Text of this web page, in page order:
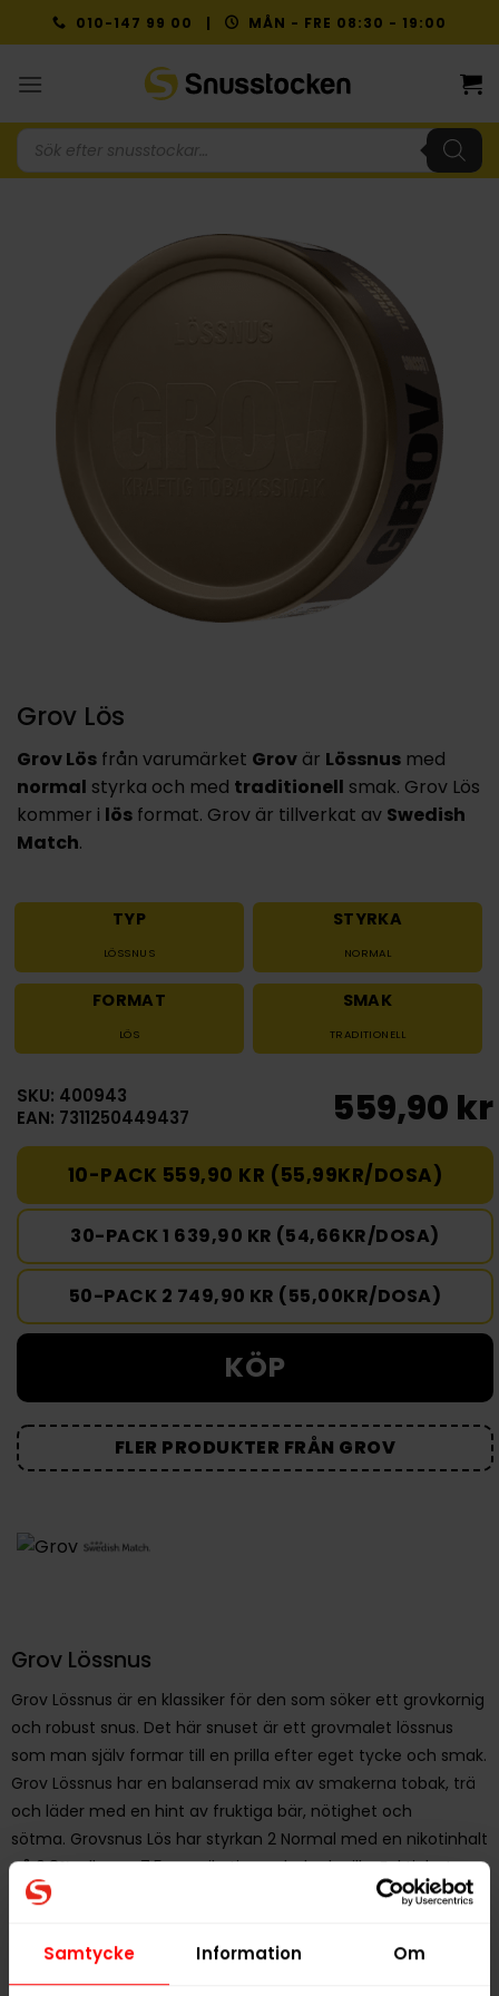
Samtycke Information Om
to
010-147 99 00 | MÅN - FRE 08:30 - 19:00
Produktsökning
Grov Lös
Grov Lös från varumärket Grov är Lössnus med
normal styrka och med traditionell smak. Grov Lös
kommer i lös format. Grov är tillverkat av Swedish
Match.
TYP
LÖSSNUS
STYRKA
NORMAL
FORMAT
LÖS
SMAK
TRADITIONELL
SKU: 400943
EAN: 7311250449437
559,90 kr
10-PACK 559,90 KR (55,99KR/DOSA)
30-PACK 1 639,90 KR (54,66KR/DOSA)
50-PACK 2 749,90 KR (55,00KR/DOSA)
KÖP
FLER PRODUKTER FRÅN GROV
Grov Lössnus
Grov Lössnus är en klassiker för den som söker ett grovkornig
och robust snus. Det här snuset är ett grovmalet lössnus
som man själv formar till en prilla efter eget tycke och smak.
Grov Lössnus har en balanserad mix av smakerna tobak, trä
och läder med en hint av fruktiga bär, nötighet och
sötma. Grovsnus Lös har styrkan 2 Normal med en nikotinhalt
på 0,8%, eller ca 7,5 mg nikotin per bakad prilla. Fuktigheten
ligger på 58%, vilket ger en lätt fuktad konsistens. Varje dosa
3 månader.